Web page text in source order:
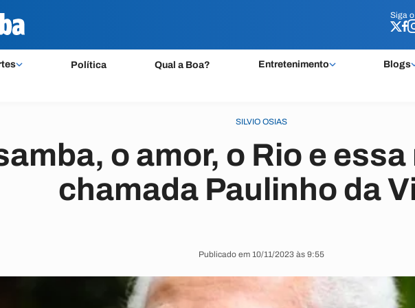
Siga o
Política Qual a Boa? Entretenimento Blogs
Siga o
SILVIO OSIAS
o amor, o Rio e
chamada Paulinho da
Publicado em 10/11/2023 às 9:55